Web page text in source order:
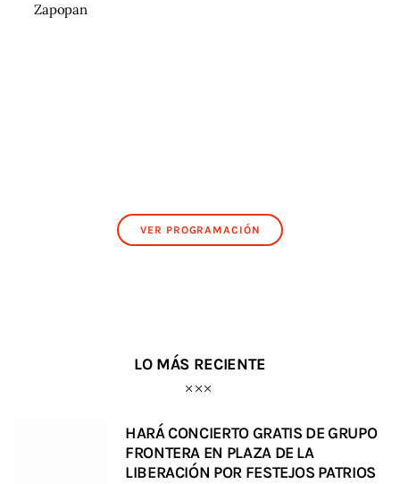
Zapopan
VER PROGRAMACIÓN
LO MÁS RECIENTE
HARÁ CONCIERTO GRATIS DE GRUPO
FRONTERA EN PLAZA DE LA
LIBERACIÓN POR FESTEJOS PATRIOS